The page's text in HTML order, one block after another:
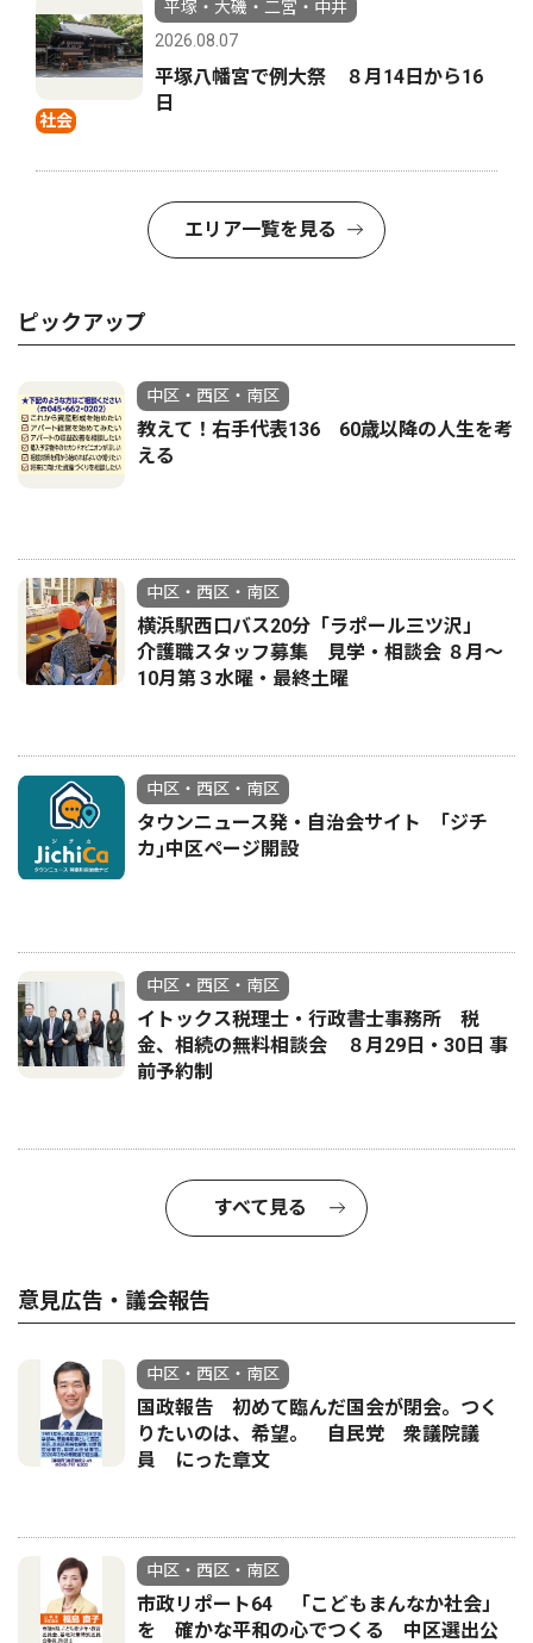
社会
平塚・大磯・二宮・中井
2026.08.07
平塚八幡宮で例大祭 ８月14日から16
日
エリア一覧を見る
ピックアップ
中区・西区・南区
教えて！右手代表136 60歳以降の人生を考
える
中区・西区・南区
横浜駅西口バス20分「ラポール三ツ沢」
介護職スタッフ募集 見学・相談会 ８月〜
10月第３水曜・最終土曜
中区・西区・南区
タウンニュース発・自治会サイト ｢ジチ
カ｣中区ページ開設
中区・西区・南区
イトックス税理士・行政書士事務所 税
金、相続の無料相談会 ８月29日・30日 事
前予約制
すべて見る
意見広告・議会報告
中区・西区・南区
国政報告 初めて臨んだ国会が閉会。つく
りたいのは、希望。 自民党 衆議院議
員 にった章文
中区・西区・南区
市政リポート64 「こどもまんなか社会」
を 確かな平和の心でつくる 中区選出公